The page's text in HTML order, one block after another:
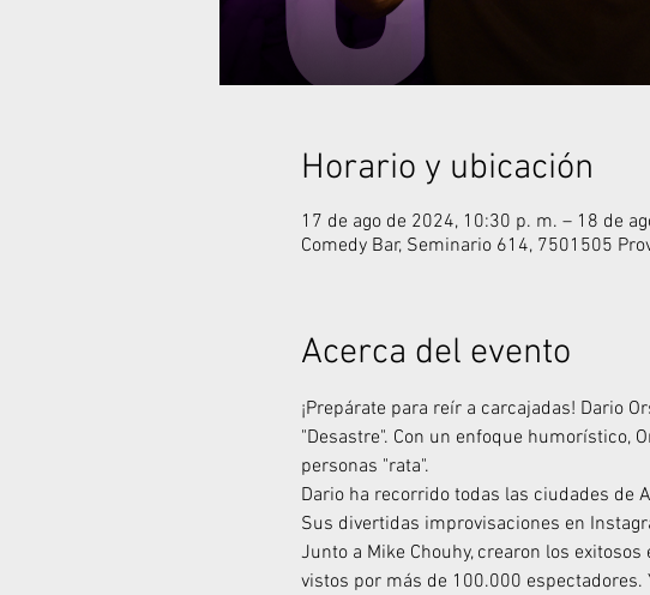
Horario y ubicación
17 de ago de 2024, 10:30 p. m. – 18 de
Comedy Bar, Seminario 614, 7501505
Acerca del evento
¡Prepárate para reír a carcajadas! Dario
"Desastre". Con un enfoque humorístico,
personas "rata".
Dario ha recorrido todas las ciudades de
Sus divertidas improvisaciones en
Junto a Mike Chouhy, crearon los
vistos por más de 100.000